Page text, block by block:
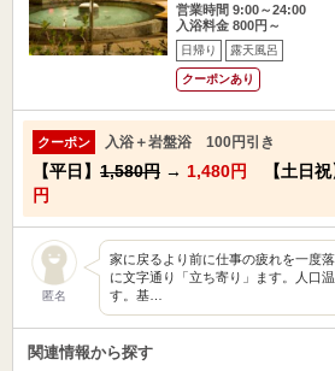
営業時間 9:00～24:00
入浴料金 800円～
日帰り 露天風呂
クーポンあり
クーポン 入浴＋岩盤浴 100円引き
【平日】 1,580円 → 1,480円 【土日祝
円
匿名
家に戻るより前に仕事の疲れを一度
に文字通り「立ち寄り」ます。人口
す。基…
関連情報から探す